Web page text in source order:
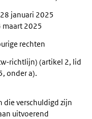
januari 2025
2025
rechten
richtlijn) (artikel 2, lid
onder a).
die verschuldigd zijn
uitvoerend